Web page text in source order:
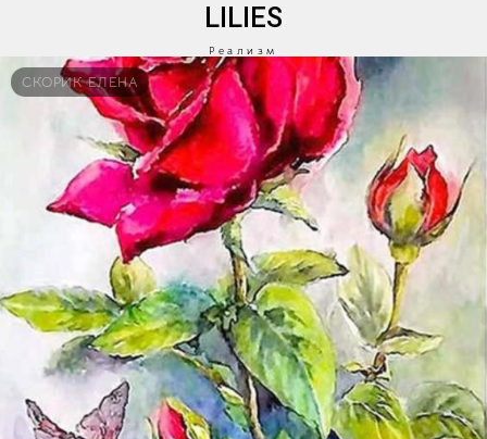
LILIES
Реализм
СКОРИК ЕЛЕНА